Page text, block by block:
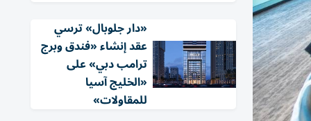
«دار جلوبال» ترسي
عقد إنشاء «فندق وبرج
ترامب دبي» على
«الخليج آسيا
للمقاولات»